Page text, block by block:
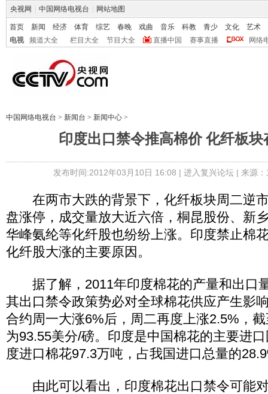
央视网 中国网络电视台 网站地图
首页 新闻 经济 体育 综艺 春晚 戏曲 音乐 科教 青少 文化
艺术
电视
频道大全 栏目大全 节目大全 直播中国 赛事直播 网络
中国网络电视台 > 新闻台 > 新闻中心 >
印度出口禁令推高棉价 化纤板块
发布时间:2012年03月10日 16:08 | 进入复兴论坛| 来源
在两市大跌的背景下，化纤板块周二逆
盘涨停，成交量放大近六倍，桐昆股份、新
华峰氨纶等化纤股也纷纷上涨。印度禁止棉
化纤股大涨的主要原因。
据了解，2011年印度棉花的产量和出口
其出口禁令政策势必对全球棉花供应产生影
合约周一大涨6%后，周二再度上涨2.5%，
为93.55美分/磅。印度是中国棉花的主要进
度进口棉花97.3万吨，占我国进口总量的
由此可以看出，印度棉花出口禁令可能